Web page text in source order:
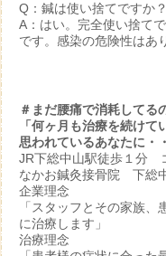
Q：鍼は使い捨てですか？
A：はい。完全使い捨て
です。感染の危険性はあ
＃まだ腰痛で消耗してる
「何ヶ月も治療を続け
思われているあなたに・
JR下総中山駅徒歩１分
なかお鍼灸接骨院 下総
企業理念
「スタッフとその家族
に治療します」
治療理念